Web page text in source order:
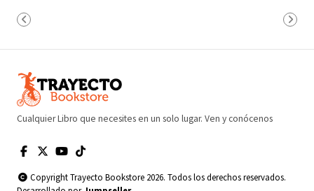
Cualquier Libro que necesites en un solo lugar. Ven y conócenos
Copyright Trayecto Bookstore 2026. Todos los derechos reservados.